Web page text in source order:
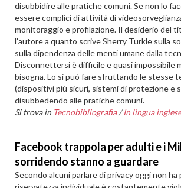
disubbidire alle pratiche comuni. Se non lo
essere complici di attività di
monitoraggio e profilazione. Il desiderio del
l'autore a quanto scrive Sherry Turkle sulla
sulla dipendenza delle menti umane dalla
Disconnettersi è difficile e quasi impossibile
bisogna. Lo si può fare sfruttando le stesse
(dispositivi più sicuri, sistemi di protezione e
disubbedendo alle pratiche comuni.
Si trova in Tecnobibliografia /In lingua
Facebook trappola per adulti e i
sorridendo stanno a guardare
Secondo alcuni parlare di privacy oggi non ha